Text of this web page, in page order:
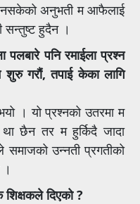
अनुभती म आफैलाई
सन्तुष्ट हुदैन ।
पलबारे पनि रमाईला प्रश्न
गरौं, तपाई केका लागि
। यो प्रश्नको उतरमा म
छैन तर म हुर्किदै जादा
समाजको उन्नती प्रगतीको
शिक्षकले दिएको ?